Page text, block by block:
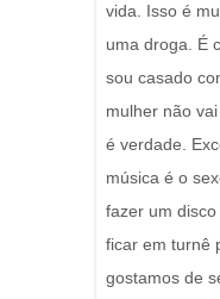
vida. Isso é
uma droga. É
sou casado
mulher não
é verdade.
música é o
fazer um
ficar em turnê
gostamos de